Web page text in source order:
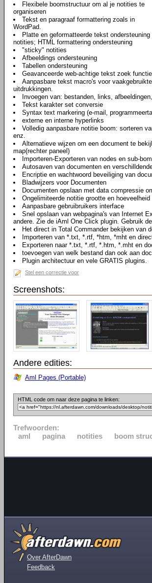
Flexibele boomstructuur om al je notities te
organiseren
Tekst en paragraaf formattering zoals in
WordPad.
Platte en geformatteerde tekst ondersteuning
notities; HTML formattering ondersteuning
"sticky" notities
Afbeeldings ondersteuning
Tabellen ondersteuning
Geavanceerde web-achtige tekst zoek
Aanpasbare tekst macro's voor vaakgebruikte
uitdrukkingen.
Invoegen van: bestanden, links,
Tekst karakter set conversie
Syntax text markering (e-mail,
externe en interne hyperlinks
Volledig aanpasbare notitie boom: sorteren
enz.
Alternatieve wijzen om een document te
map(rechter paneel)
Importeren-Exporteren van nodes en sub-
Autosaven van documenten en
Encriptie en wachtwoord beveiliging van
Bladwijzers voor Documenten
Documenten opslaan met data compressie
Ongelimiteerde notitie grootte en
Aanpasbare gebruibruikers interface
Snel opslaan van webpagina's van Internet
andere. Zie de iAml One Click plugin. Gebruik
Het direct in Total Commander bekijken van
Importeren van *.txt, *.rtf, *htm, *mht en
Exporteren naar *.txt, *.rtf, *.htm, *.mht en
toevoegen van welk bestand dan ook aan
Plugin architectuur en vele GRATIS plugins.
Stel een correctie voor
Screenshots:
Andere edities:
Aml Pages (Portable)
HTML code om naar deze pagina te linken:
Trefwoorden:
aml
pagina notities boom
Over AfterDawn
Feedback